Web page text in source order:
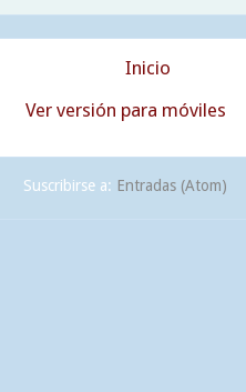
Inicio
Ver versión para móviles
Suscribirse a: Entradas (Atom)